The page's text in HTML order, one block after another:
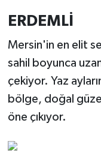
ERDEMLİ
Mersin'in en elit
sahil boyunca
çekiyor. Yaz
bölge, doğal
öne çıkıyor.